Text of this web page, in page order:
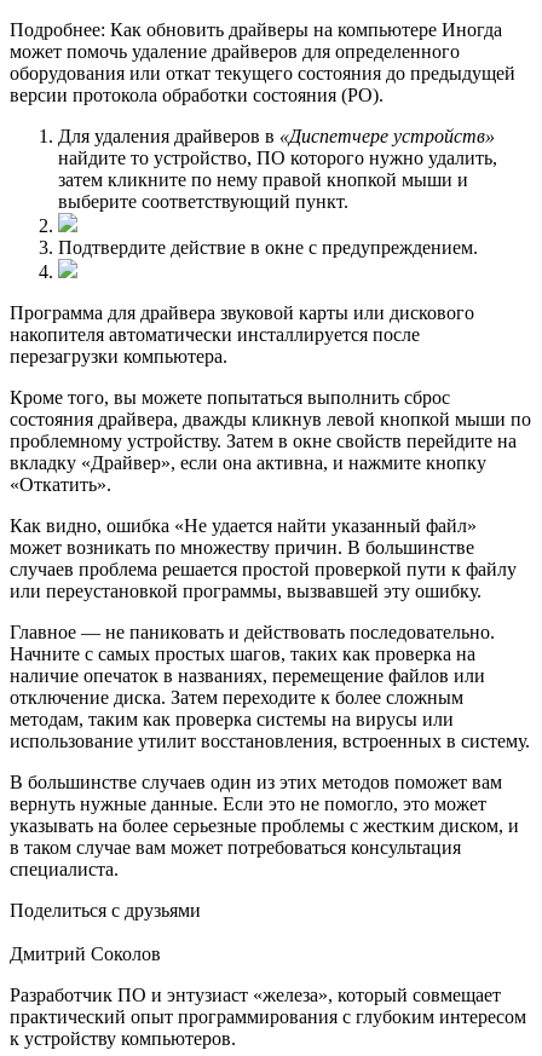
Подробнее: Как обновить драйверы на компьютере Иногда
может помочь удаление драйверов для определенного
оборудования или откат текущего состояния до предыдущей
версии протокола обработки состояния (PO).
Для удаления драйверов в «Диспетчере устройств»
найдите то устройство, ПО которого нужно удалить,
затем кликните по нему правой кнопкой мыши и
выберите соответствующий пункт.
Подтвердите действие в окне с предупреждением.
Программа для драйвера звуковой карты или дискового
накопителя автоматически инсталлируется после
перезагрузки компьютера.
Кроме того, вы можете попытаться выполнить сброс
состояния драйвера, дважды кликнув левой кнопкой мыши по
проблемному устройству. Затем в окне свойств перейдите на
вкладку «Драйвер», если она активна, и нажмите кнопку
«Откатить».
Как видно, ошибка «Не удается найти указанный файл»
может возникать по множеству причин. В большинстве
случаев проблема решается простой проверкой пути к файлу
или переустановкой программы, вызвавшей эту ошибку.
Главное — не паниковать и действовать последовательно.
Начните с самых простых шагов, таких как проверка на
наличие опечаток в названиях, перемещение файлов или
отключение диска. Затем переходите к более сложным
методам, таким как проверка системы на вирусы или
использование утилит восстановления, встроенных в систему.
В большинстве случаев один из этих методов поможет вам
вернуть нужные данные. Если это не помогло, это может
указывать на более серьезные проблемы с жестким диском, и
в таком случае вам может потребоваться консультация
специалиста.
Поделиться с друзьями
Дмитрий Соколов
Разработчик ПО и энтузиаст «железа», который совмещает
практический опыт программирования с глубоким интересом
к устройству компьютеров.